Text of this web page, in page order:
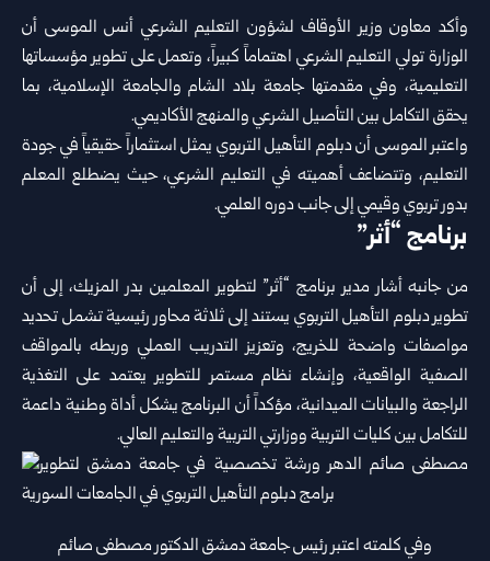
وأكد معاون وزير الأوقاف لشؤون التعليم الشرعي أنس الموسى أن
الوزارة تولي التعليم الشرعي اهتماماً كبيراً، وتعمل على تطوير مؤسساتها
التعليمية، وفي مقدمتها جامعة بلاد الشام والجامعة الإسلامية، بما
يحقق التكامل بين التأصيل الشرعي والمنهج الأكاديمي.
واعتبر الموسى أن دبلوم التأهيل التربوي يمثل استثماراً حقيقياً في جودة
التعليم، وتتضاعف أهميته في التعليم الشرعي، حيث يضطلع المعلم
بدور تربوي وقيمي إلى جانب دوره العلمي.
برنامج “أثر”
من جانبه أشار مدير برنامج “أثر” لتطوير المعلمين بدر المزيك، إلى أن
تطوير دبلوم التأهيل التربوي يستند إلى ثلاثة محاور رئيسية تشمل تحديد
مواصفات واضحة للخريج، وتعزيز التدريب العملي وربطه بالمواقف
الصفية الواقعية، وإنشاء نظام مستمر للتطوير يعتمد على التغذية
الراجعة والبيانات الميدانية، مؤكداً أن البرنامج يشكل أداة وطنية داعمة
للتكامل بين كليات التربية ووزارتي التربية والتعليم العالي.
وفي كلمته اعتبر رئيس جامعة دمشق الدكتور مصطفى صائم